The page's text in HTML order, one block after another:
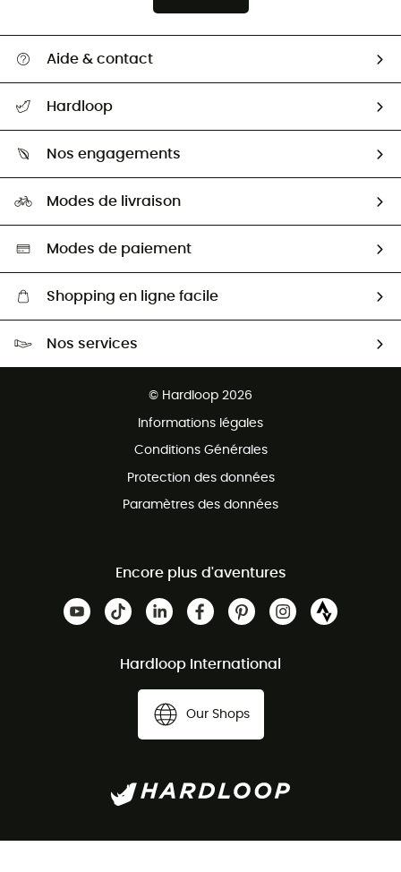
Aide & contact
Retour & remboursement
Guide des tailles
Seconde Main
Aide & Contact
Hardloop
HardGuides
Nos engagements
Sélection éco-responsable
Modes de livraison
Modes de paiement
Shopping en ligne facile
Nos services
© Hardloop 2026
Informations légales
Conditions Générales
Protection des données
Paramètres des données
Encore plus d'aventures
Hardloop International
Our Shops